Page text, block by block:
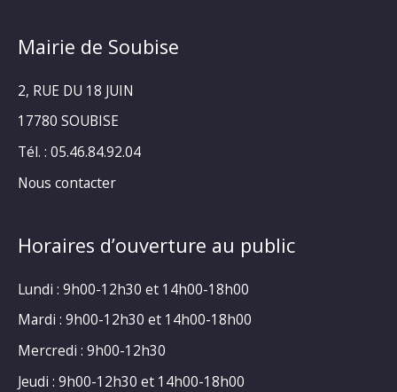
Mairie de Soubise
2, RUE DU 18 JUIN
17780 SOUBISE
Tél. : 05.46.84.92.04
Nous contacter
Horaires d’ouverture au public
Lundi : 9h00-12h30 et 14h00-18h00
Mardi : 9h00-12h30 et 14h00-18h00
Mercredi : 9h00-12h30
Jeudi : 9h00-12h30 et 14h00-18h00